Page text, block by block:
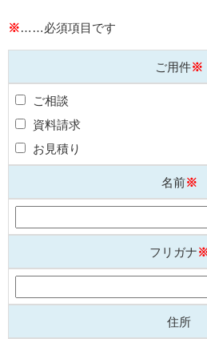
※……必須項目です
ご用件※
ご相談
資料請求
お見積り
名前※
フリガナ
住所